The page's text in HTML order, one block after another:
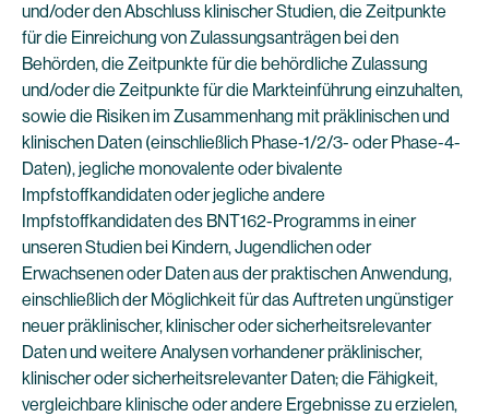
und/oder den Abschluss klinischer Studien, die Zeitpunkte
für die Einreichung von Zulassungsanträgen bei den
Behörden, die Zeitpunkte für die behördliche Zulassung
und/oder die Zeitpunkte für die Markteinführung einzuhalten,
sowie die Risiken im Zusammenhang mit präklinischen und
klinischen Daten (einschließlich Phase-1/2/3- oder Phase-4-
Daten), jegliche monovalente oder bivalente
Impfstoffkandidaten oder jegliche andere
Impfstoffkandidaten des BNT162-Programms in einer
unseren Studien bei Kindern, Jugendlichen oder
Erwachsenen oder Daten aus der praktischen Anwendung,
einschließlich der Möglichkeit für das Auftreten ungünstiger
neuer präklinischer, klinischer oder sicherheitsrelevanter
Daten und weitere Analysen vorhandener präklinischer,
klinischer oder sicherheitsrelevanter Daten; die Fähigkeit,
vergleichbare klinische oder andere Ergebnisse zu erzielen,